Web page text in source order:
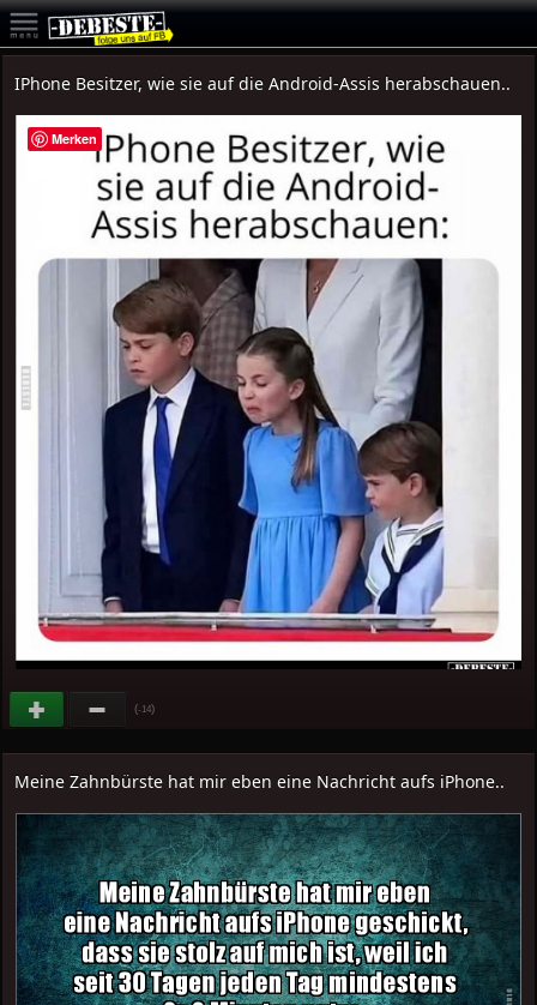
IPhone Besitzer, wie sie auf die Android-Assis herabschauen..
(-14)
Meine Zahnbürste hat mir eben eine Nachricht aufs iPhone..
Merken